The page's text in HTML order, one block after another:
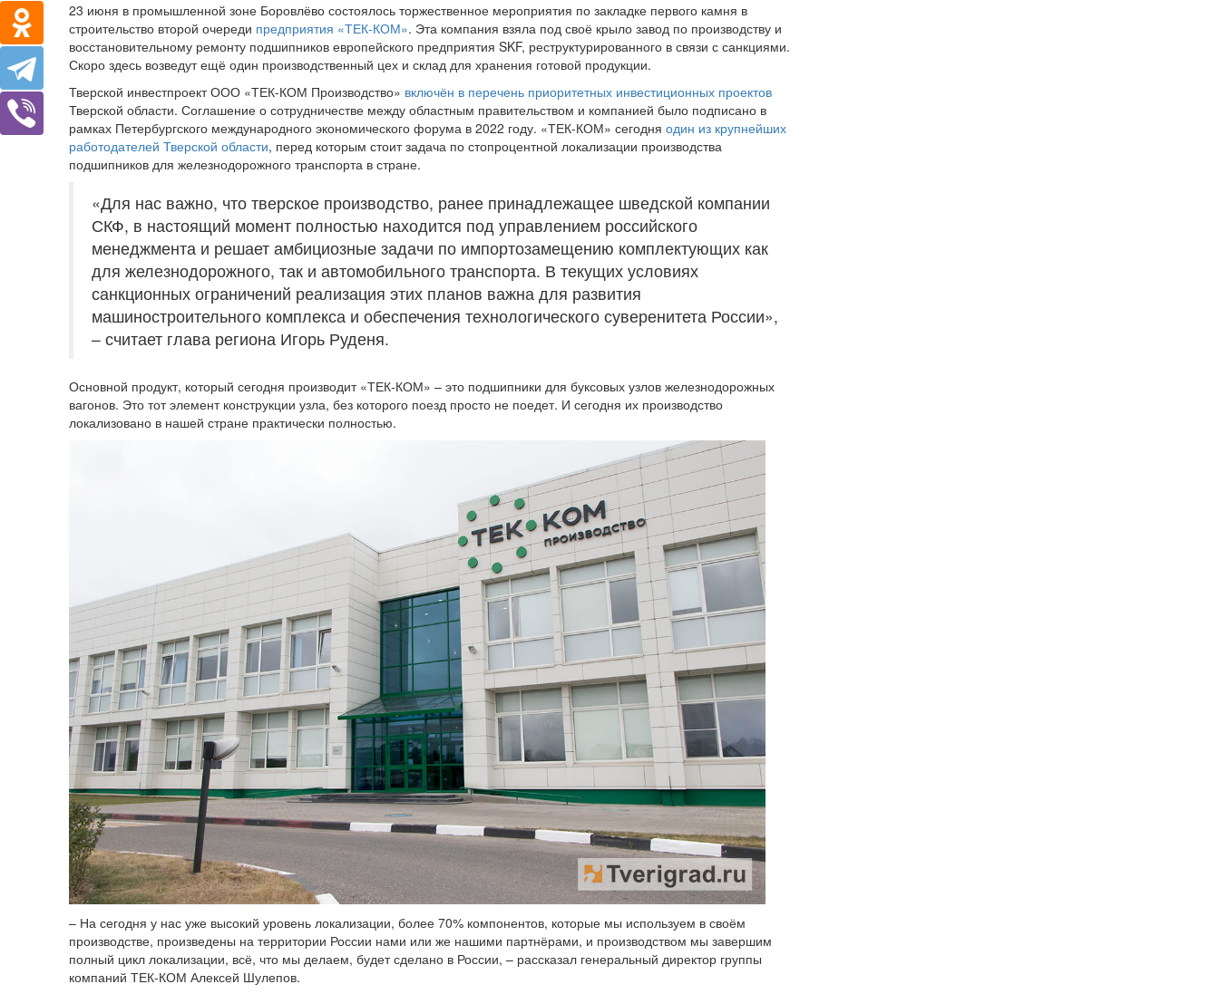
23 июня в промышленной зоне Боровлёво состоялось торжественное мероприятия по закладке первого камня в
строительство второй очереди предприятия «ТЕК-КОМ». Эта компания взяла под своё крыло завод по производству и
восстановительному ремонту подшипников европейского предприятия SKF, реструктурированного в связи с санкциями.
Скоро здесь возведут ещё один производственный цех и склад для хранения готовой продукции.
Тверской инвестпроект ООО «ТЕК-КОМ Производство» включён в перечень приоритетных инвестиционных проектов
Тверской области. Соглашение о сотрудничестве между областным правительством и компанией было подписано в
рамках Петербургского международного экономического форума в 2022 году. «ТЕК-КОМ» сегодняодин из крупнейших
работодателей Тверской области, перед которым стоит задача по стопроцентной локализации производства
подшипников для железнодорожного транспорта в стране.
«Для нас важно, что тверское производство, ранее принадлежащее шведской компании
СКФ, в настоящий момент полностью находится под управлением российского
менеджмента и решает амбициозные задачи по импортозамещению комплектующих как
для железнодорожного, так и автомобильного транспорта. В текущих условиях
санкционных ограничений реализация этих планов важна для развития
машиностроительного комплекса и обеспечения технологического суверенитета России»,
– считает глава региона Игорь Руденя.
Основной продукт, который сегодня производит «ТЕК-КОМ» – это подшипники для буксовых узлов железнодорожных
вагонов. Это тот элемент конструкции узла, без которого поезд просто не поедет. И сегодня их производство
локализовано в нашей стране практически полностью.
– На сегодня у нас уже высокий уровень локализации, более 70% компонентов, которые мы используем в своём
производстве, произведены на территории России нами или же нашими партнёрами, и производством мы завершим
полный цикл локализации, всё, что мы делаем, будет сделано в России, – рассказал генеральный директор группы
компаний ТЕК-КОМ Алексей Шулепов.